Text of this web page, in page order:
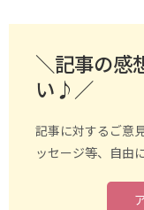
＼記事の感
い♪／
記事に対するご意
ッセージ等、自由